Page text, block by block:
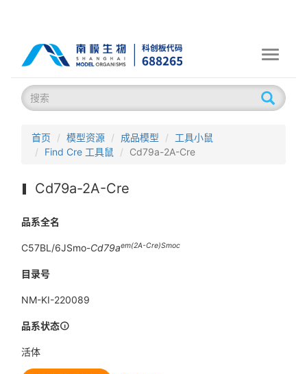
Toggle
首页 模型资源 成品模型
工具小鼠
Find Cre 工具鼠
Cd79a-2A-Cre
Cd79a-2A-Cre
品系全名
C57BL/6JSmo-Cd79aem(2A-Cre)Smoc
目录号
NM-KI-220089
品系状态
活体